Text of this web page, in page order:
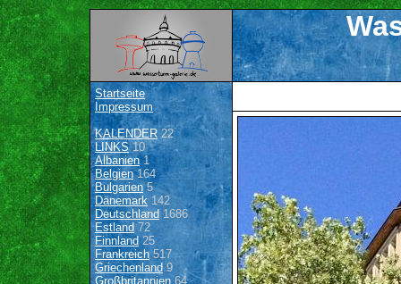
Startseite
Impressum
KALENDER22
LINKS10
Albanien1
Belgien164
Bulgarien 5
Dänemark142
Deutschland 1686
Estland 72
Finnland 25
Frankreich517
Griechenland9
Großbritannien64